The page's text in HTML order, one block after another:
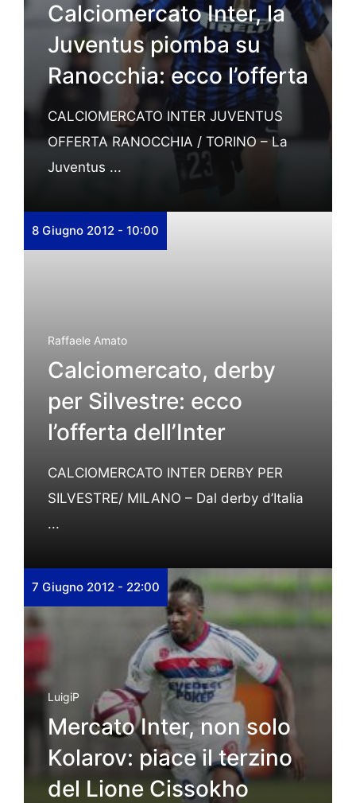
Calciomercato Inter, la
Juventus piomba su
Ranocchia: ecco l’offerta
CALCIOMERCATO INTER JUVENTUS
OFFERTA RANOCCHIA / TORINO – La
Juventus ...
8 Giugno 2012 - 10:00
Raffaele Amato
Calciomercato, derby
per Silvestre: ecco
l’offerta dell’Inter
CALCIOMERCATO INTER DERBY PER
SILVESTRE/ MILANO – Dal derby d’Italia
...
7 Giugno 2012 - 22:00
LuigiP
Mercato Inter, non solo
Kolarov: piace il terzino
del Lione Cissokho